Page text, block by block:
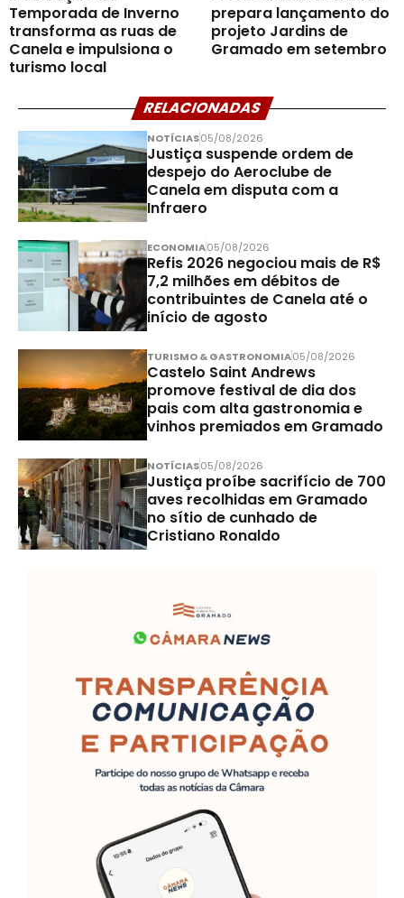
Temporada de Inverno
transforma as ruas de
Canela e impulsiona o
turismo local
prepara lançamento do
projeto Jardins de
Gramado em setembro
RELACIONADAS
NOTÍCIAS05/08/2026
Justiça suspende ordem de
despejo do Aeroclube de
Canela em disputa com a
Infraero
ECONOMIA05/08/2026
Refis 2026 negociou mais de R$
7,2 milhões em débitos de
contribuintes de Canela até o
início de agosto
TURISMO & GASTRONOMIA05/08/2026
Castelo Saint Andrews
promove festival de dia dos
pais com alta gastronomia e
vinhos premiados em Gramado
NOTÍCIAS05/08/2026
Justiça proíbe sacrifício de 700
aves recolhidas em Gramado
no sítio de cunhado de
Cristiano Ronaldo